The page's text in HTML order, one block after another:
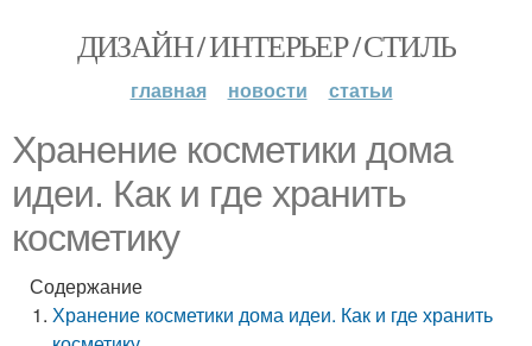
ДИЗАЙН / ИНТЕРЬЕР / СТИЛЬ
главная новости статьи
Хранение косметики дома
идеи. Как и где хранить
косметику
Содержание
Хранение косметики дома идеи. Как и где хранить